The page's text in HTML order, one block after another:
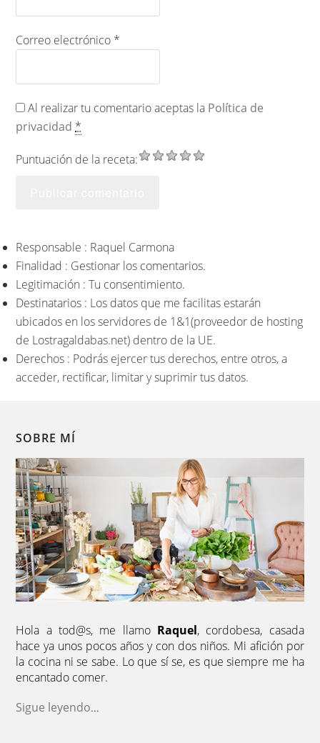
Correo electrónico *
Al realizar tu comentario aceptas la Política de
privacidad *
Puntuación de la receta:
Responsable : Raquel Carmona
Finalidad : Gestionar los comentarios.
Legitimación : Tu consentimiento.
Destinatarios : Los datos que me facilitas estarán
ubicados en los servidores de 1&1(proveedor de hosting
de Lostragaldabas.net) dentro de la UE.
Derechos : Podrás ejercer tus derechos, entre otros, a
acceder, rectificar, limitar y suprimir tus datos.
SOBRE MÍ
Hola a tod@s, me llamo Raquel, cordobesa, casada
hace ya unos pocos años y con dos niños. Mi afición por
la cocina ni se sabe. Lo que sí se, es que siempre me ha
encantado comer.
Sigue leyendo...